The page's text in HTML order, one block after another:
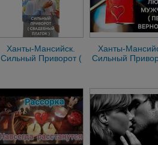
Ханты-Мансийск.
Сильный Приворот (
Ханты-
Сильный